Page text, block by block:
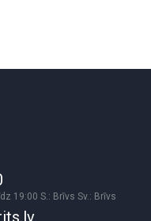
19:00 S.: Brīvs Sv.: Brīvs